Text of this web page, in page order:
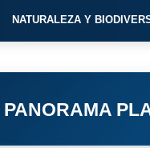
NATURALEZA Y
PANORAMA